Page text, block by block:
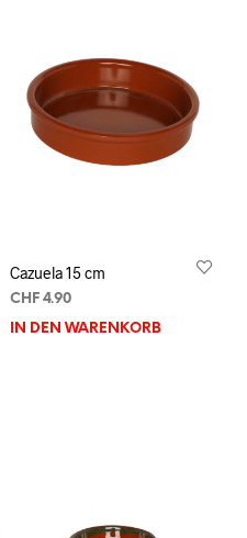
Cazuela 15 cm
CHF4.90
IN DEN WARENKORB